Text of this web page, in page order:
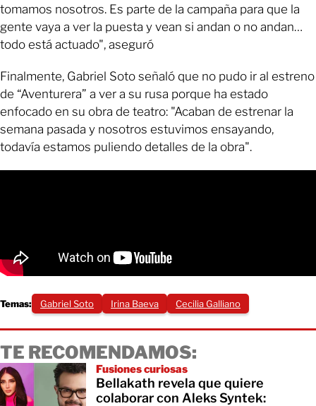
tomamos nosotros. Es parte de la campaña para que la
gente vaya a ver la puesta y vean si andan o no andan…
todo está actuado", aseguró
Finalmente, Gabriel Soto señaló que no pudo ir al estreno
de “Aventurera” a ver a su rusa porque ha estado
enfocado en su obra de teatro: "Acaban de estrenar la
semana pasada y nosotros estuvimos ensayando,
todavía estamos puliendo detalles de la obra".
Temas: Gabriel Soto Irina Baeva Cecilia Galliano
TE RECOMENDAMOS:
Fusiones curiosas
Bellakath revela que quiere
colaborar con Aleks Syntek: